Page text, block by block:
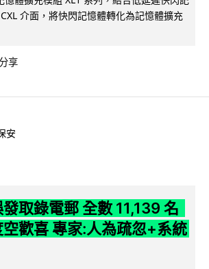
介面，將快閃記憶體轉化為記憶體擴充
享
安
取錄電郵 全數 11,139 名
歡喜 專家:人為疏忽+系統